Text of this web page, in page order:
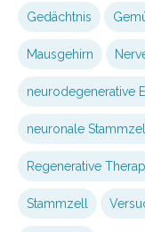
Gedächtnis
Mausgehirn
neurodegenerative
neuronale
Regenerative
Stammzell